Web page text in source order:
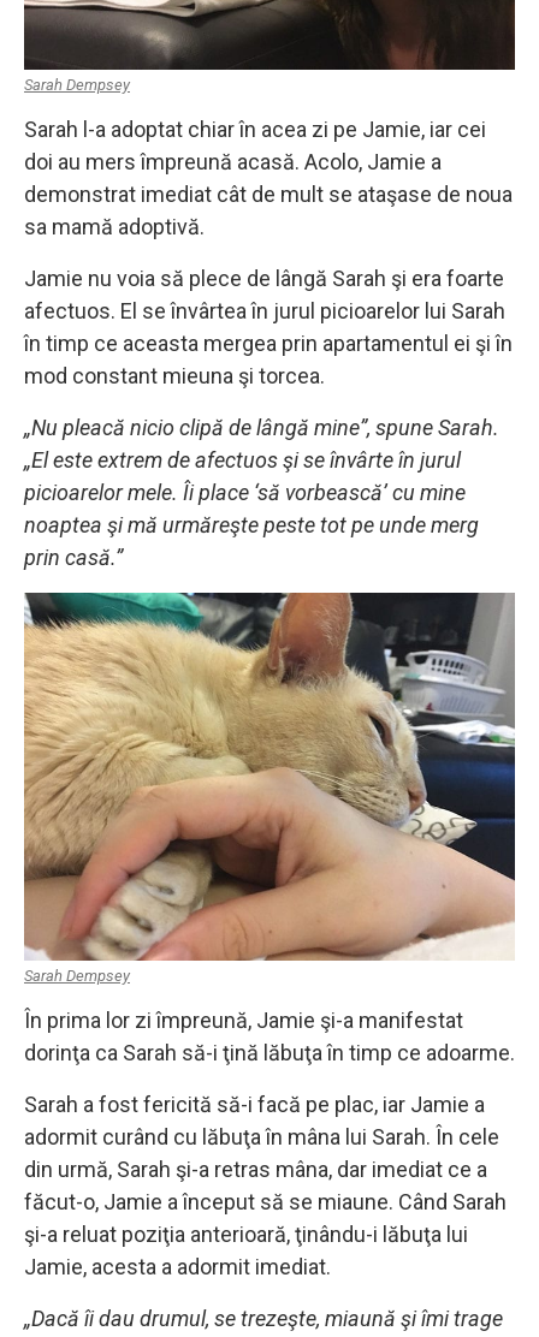
Sarah Dempsey
Sarah l-a adoptat chiar în acea zi pe Jamie, iar cei
doi au mers împreună acasă. Acolo, Jamie a
demonstrat imediat cât de mult se ataşase de noua
sa mamă adoptivă.
Jamie nu voia să plece de lângă Sarah şi era foarte
afectuos. El se învârtea în jurul picioarelor lui Sarah
în timp ce aceasta mergea prin apartamentul ei şi în
mod constant mieuna şi torcea.
„Nu pleacă nicio clipă de lângă mine”, spune Sarah.
„El este extrem de afectuos şi se învârte în jurul
picioarelor mele. Îi place ‘să vorbească’ cu mine
noaptea şi mă urmăreşte peste tot pe unde merg
prin casă.”
Sarah Dempsey
În prima lor zi împreună, Jamie şi-a manifestat
dorinţa ca Sarah să-i ţină lăbuţa în timp ce adoarme.
Sarah a fost fericită să-i facă pe plac, iar Jamie a
adormit curând cu lăbuţa în mâna lui Sarah. În cele
din urmă, Sarah şi-a retras mâna, dar imediat ce a
făcut-o, Jamie a început să se miaune. Când Sarah
şi-a reluat poziţia anterioară, ţinându-i lăbuţa lui
Jamie, acesta a adormit imediat.
„Dacă îi dau drumul, se trezeşte, miaună şi îmi trage